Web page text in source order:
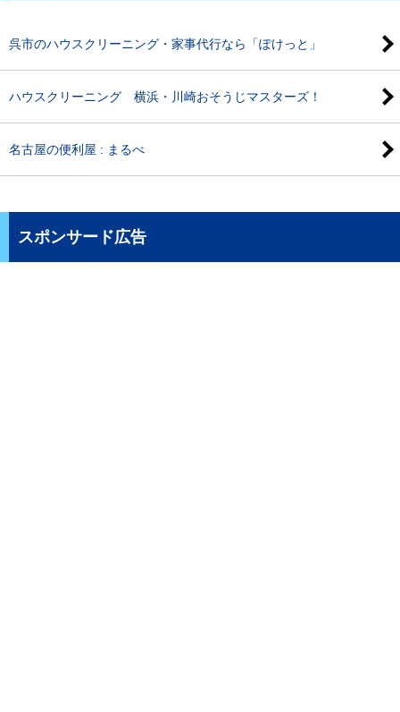
呉市のハウスクリーニング・家事代行なら「ぽけっと」
ハウスクリーニング 横浜・川崎おそうじマスターズ！
名古屋の便利屋 : まるべ
スポンサード広告